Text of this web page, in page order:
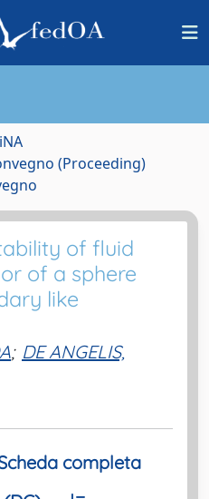
(Proceeding)
of fluid
of a sphere
like
; DE ANGELIS,
completa